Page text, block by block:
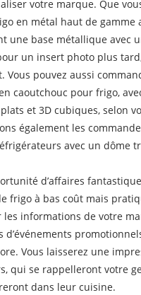
votre marque. Que
en métal haut de gamme
une base métallique avec
un insert photo plus
Vous pouvez aussi
caoutchouc pour frigo,
et 3D cubiques, selon
également les
avec un dôme
d’affaires
frigo à bas coût mais
les informations de votre
Vous laisserez une
qui se rappelleront votre
dans leur cuisine.